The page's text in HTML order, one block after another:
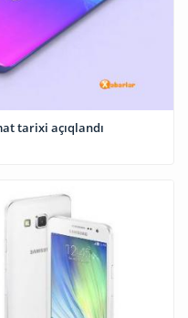
tarixi açıqlandı